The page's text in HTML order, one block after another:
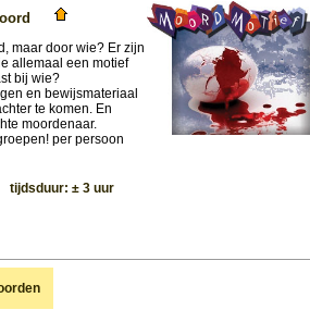
maar door wie? Er zijn
allemaal een motief
bij wie?
en bewijsmateriaal
te komen. En
moordenaar.
per persoon
± 3 uur